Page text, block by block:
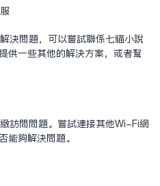
决问题，可以尝试联系七猫小说
供一些其他的解决方案，或者帮
访问问题。尝试连接其他Wi-Fi网
能够解决问题。